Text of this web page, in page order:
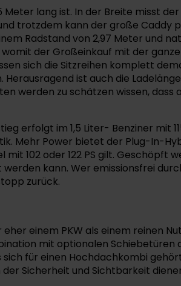
lang ist. In der Breite misst
trotzdem kann der große Caddy
Radstand von 2,97 Meter und
der Großeinkauf mit der
sich die Sitzreihen komplett
ist auch die
werden zu schätzen wissen, dass
erfolgt im 1,5 Liter- Benziner mit
Mehr Power bietet der Plug-In-
102 oder 122 PS gilt. Geschöpft
kann. Wer emissionsfrei
zurück.
einem PKW als einem reinen
mit optionalen Schiebetüren
für einen Hochdachkombi
Sicherheit und Sichtbarkeit